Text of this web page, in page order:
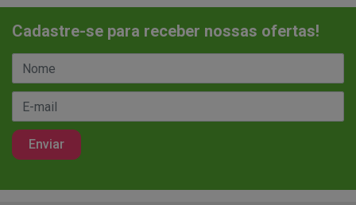
Cadastre-se para receber nossas ofertas!